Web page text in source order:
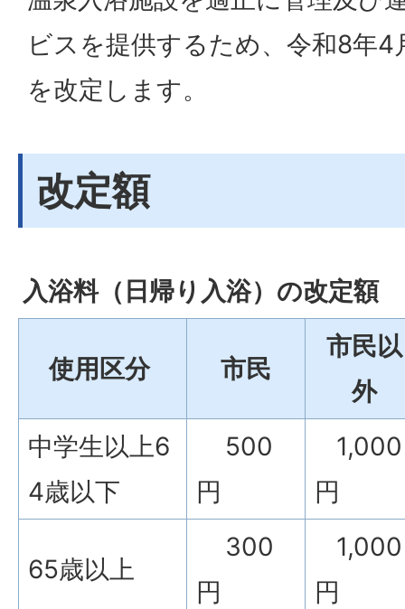
ビスを提供するため、令和8年4
を改定します。
改定額
入浴料（日帰り入浴）の改定額
使用区分 市民
市民以
外
中学生以上6
4歳以下
500
円
1,000
円
65歳以上
300
円
1,000
円